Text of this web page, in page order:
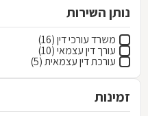
נותן השירות
משרד עורכי דין (16)
עורך דין עצמאי (10)
עורכת דין עצמאית (5)
זמינות